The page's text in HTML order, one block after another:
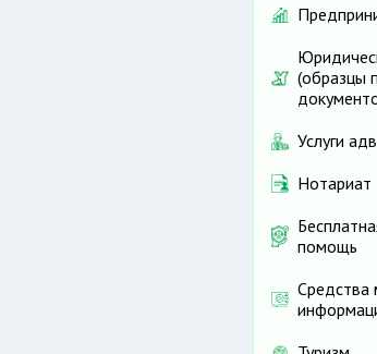
(образцы
Услуги
Нотариат
помощь
Средства